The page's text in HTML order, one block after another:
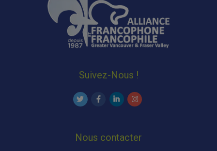
Suivez-Nous !
Nous contacter